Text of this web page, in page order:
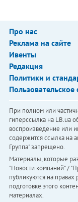
Про нас
Реклама на сайте
Ивенты
Редакция
Политики и
Пользовательское
При полном или
гиперссылка на LB.ua
воспроизведение или
содержится ссылка на
Группа" запрещено.
Материалы, которые
"Новости компаний" /
публикуются на правах
подготовке этого
материалах.